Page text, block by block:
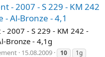
- 2007 - S 229 - KM 242
- Al-Bronze - 4,1
2007 - S 229 - KM 242 -
Bronze - 4,1g
15.08.2009 10
1g